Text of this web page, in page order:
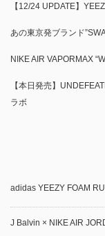
【12/24 UPDATE】
あの東京発ブランド
NIKE AIR VAPORMAX
【本日発売】
ラボ
adidas YEEZY FOAM
J Balvin × NIKE AIR